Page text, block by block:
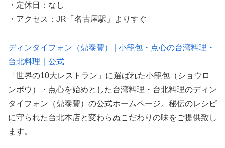
・定休日：なし
・アクセス：JR「名古屋駅」よりすぐ
ディンタイフォン（鼎泰豐） | 小籠包・点心の台湾料理・
台北料理｜公式
「世界の10大レストラン」に選ばれた小籠包（ショウロ
ンポウ）・点心を始めとした台湾料理・台北料理のディン
タイフォン（鼎泰豐）の公式ホームページ。秘伝のレシピ
に守られた台北本店と変わらぬこだわりの味をご提供致し
ます。